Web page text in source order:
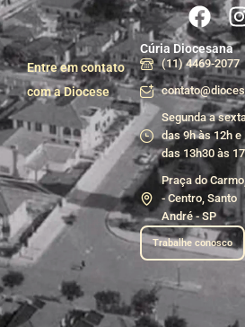
Entre em contato
com a Diocese
Cúria Diocesana
(11) 4469-2077
Segunda a
das 9h às 12h e
das 13h30 às
Praça do
- Centro, Santo
André - SP
Trabalhe conosco